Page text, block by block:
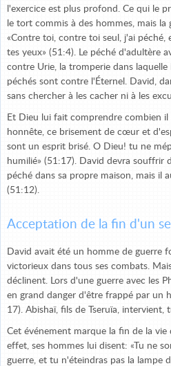
l'exercice est plus profond. Ce qui le
le tort commis à des hommes, mais
«Contre toi, contre toi seul, j'ai péché,
tes yeux» (51:4). Le péché d'adultère
contre Urie, la tromperie dans
péchés sont contre l'Éternel. David,
sans chercher à les cacher ni à les
Et Dieu lui fait comprendre combien
honnête, ce brisement de cœur et
sont un esprit brisé. O Dieu! tu ne
humilié» (51:17). David devra souffrir
péché dans sa propre maison, mais il
(51:12).
Acceptation de la fin d'un
David avait été un homme de guerre
victorieux dans tous ses combats.
déclinent. Lors d'une guerre avec les
en grand danger d'être frappé par un
17). Abishaï, fils de Tseruïa, intervient,
Cet événement marque la fin de la vie
effet, ses hommes lui disent: «Tu ne
guerre, et tu n'éteindras pas la lampe